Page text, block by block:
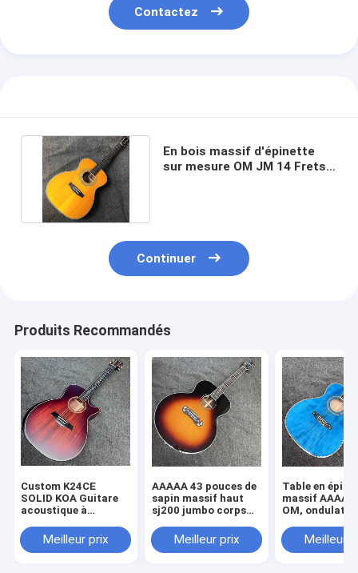
Contactez
En bois massif d'épinette
sur mesure OM JM 14 Frets
Continuer
Produits Recommandés
Custom K24CE
SOLID KOA Guitare
acoustique à
finition mate
Meilleur prix
AAAAA 43 pouces de
sapin massif haut
sj200 jumbo corps
guitare acoustique
noix d'os en
Meilleur prix
Table en
massif
OM,
solide, guitare
acoustique,
Meilleur